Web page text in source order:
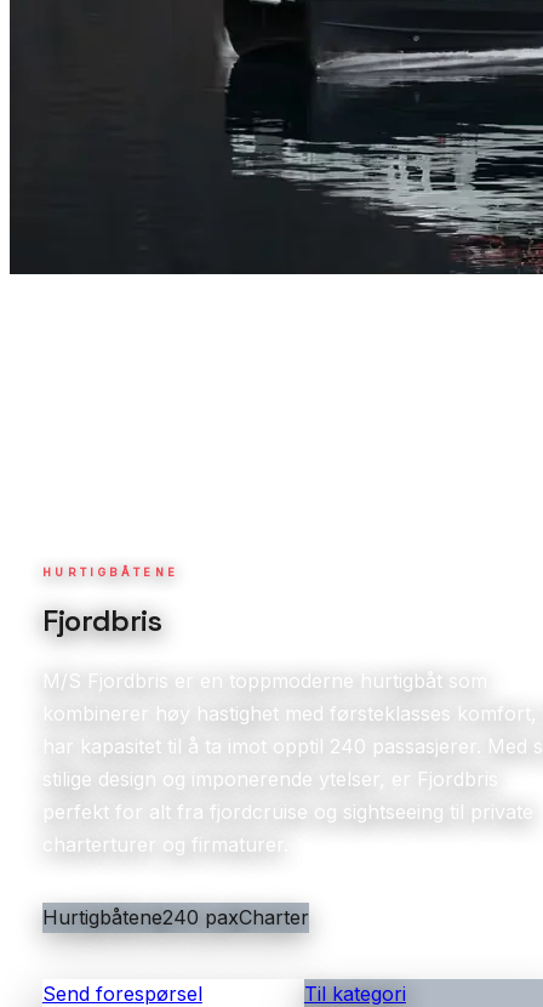
HURTIGBÅTENE
Fjordbris
M/S Fjordbris er en toppmoderne hurtigbåt som
kombinerer høy hastighet med førsteklasses komfort,
har kapasitet til å ta imot opptil 240 passasjerer. Med
stilige design og imponerende ytelser, er Fjordbris
perfekt for alt fra fjordcruise og sightseeing til private
charterturer og firmaturer.
Hurtigbåtene240 paxCharter
Send forespørsel Til kategori